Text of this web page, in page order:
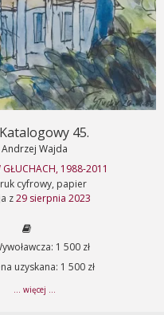
45.
Andrzej Wajda
GŁUCHACH, 1988-2011
cyfrowy, papier
z29 sierpnia 2023
1 500 zł
uzyskana: 1 500 zł
... więcej ...